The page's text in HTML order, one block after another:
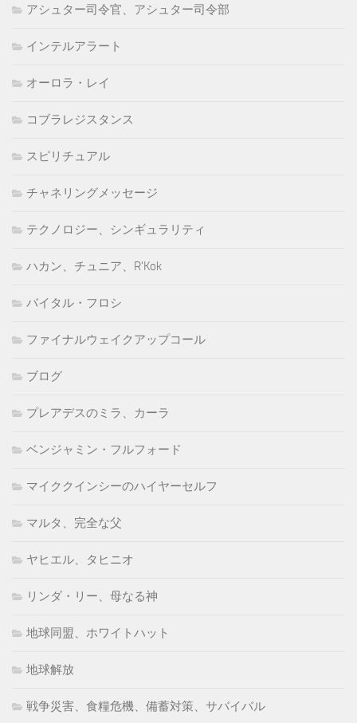
アシュター司令官、アシュター司令部
インテルアラート
オーロラ・レイ
コブラレジスタンス
スピリチュアル
チャネリングメッセージ
テクノロジー、シンギュラリティ
ハカン、チュニア、R'Kok
バイタル・フロシ
ファイナルウェイクアップコール
ブログ
プレアデスのミラ、カーラ
ベンジャミン・フルフォード
マイククインシーのハイヤーセルフ
マルタ、完全な父
ヤヒエル、タヒニオ
リンダ・リー、母なる神
地球同盟、ホワイトハット
地球解放
戦争災害、食糧危機、備蓄対策、サバイバル